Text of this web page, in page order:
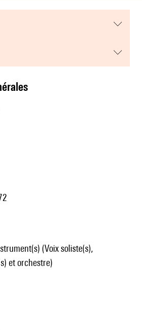
(Voix soliste(s),
et orchestre)